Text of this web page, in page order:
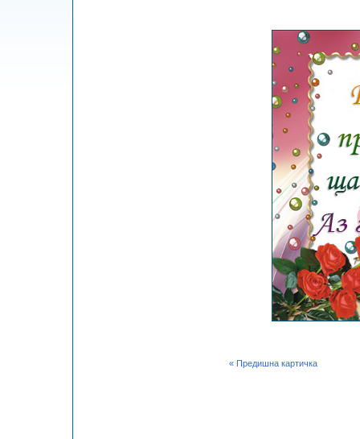
« Предишна картичка